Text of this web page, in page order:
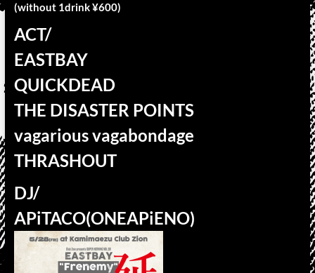
(without 1drink ¥600)
ACT/
EASTBAY
QUICKDEAD
THE DISASTER POINTS
vagarious vagabondage
THRASHOUT
DJ/
APiTACO(ONEAPiENO)